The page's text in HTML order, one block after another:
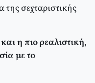
της σεχταριστικής
η πιο ρεαλιστική,
με το